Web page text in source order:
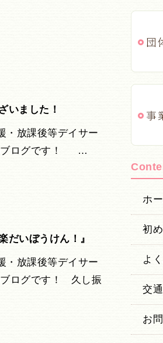
ました！
・放課後等デイサー
ブログです！ …
いぼうけん！』
・放課後等デイサー
ブログです！ 久し振
ホ
初
よ
交
お